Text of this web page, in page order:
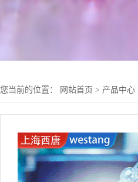
您当前的位置： 网站首页 > 产品中心